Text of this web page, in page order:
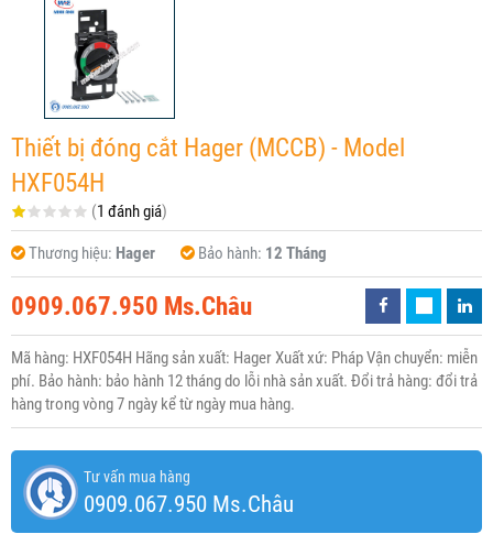
Thiết bị đóng cắt Hager (MCCB) - Model
HXF054H
(1 đánh giá)
Thương hiệu: Hager Bảo hành: 12 Tháng
0909.067.950 Ms.Châu
Mã hàng: HXF054H Hãng sản xuất: Hager Xuất xứ: Pháp Vận chuyển: miễn
phí. Bảo hành: bảo hành 12 tháng do lỗi nhà sản xuất. Đổi trả hàng: đổi trả
hàng trong vòng 7 ngày kể từ ngày mua hàng.
Tư vấn mua hàng
0909.067.950 Ms.Châu